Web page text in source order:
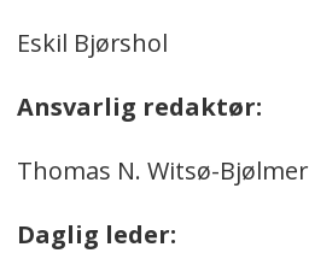
Eskil Bjørshol
Ansvarlig redaktør:
Thomas N. Witsø-Bjølmer
Daglig leder: